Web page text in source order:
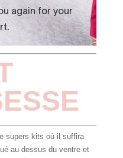
supers kits où il suffira
au dessus du ventre et